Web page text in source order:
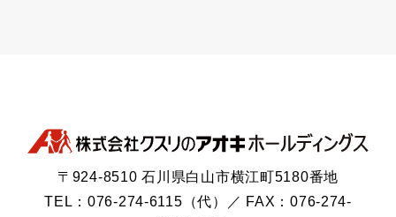
〒924-8510 石川県白山市横江町5180番地
TEL：076-274-6115（代）／ FAX：076-274-